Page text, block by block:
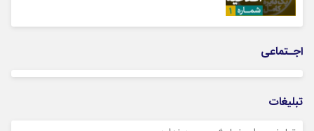
اجـتماعی
تبلیغات